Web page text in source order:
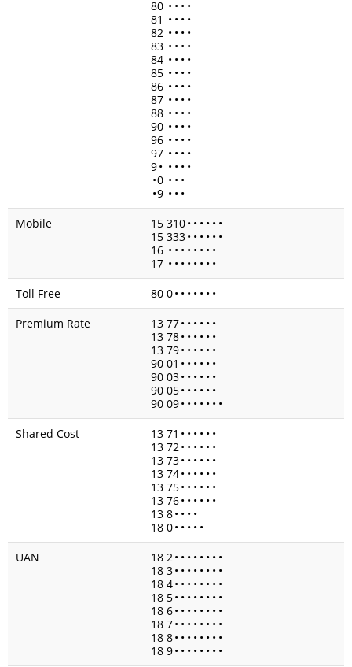
80 • • • •
81 • • • •
82 • • • •
83 • • • •
84 • • • •
85 • • • •
86 • • • •
87 • • • •
88 • • • •
90 • • • •
96 • • • •
97 • • • •
9• • • • •
•0 • • •
•9 • • •
Mobile
15 310• • • • • •
15 333• • • • • •
16 • • • • • • • •
17 • • • • • • • •
Toll Free
80 0• • • • • • •
Premium Rate
13 77• • • • • •
13 78• • • • • •
13 79• • • • • •
90 01 • • • • • •
90 03• • • • • •
90 05• • • • • •
90 09• • • • • • •
Shared Cost
13 71 • • • • • •
13 72• • • • • •
13 73• • • • • •
13 74• • • • • •
13 75• • • • • •
13 76• • • • • •
13 8• • • •
18 0• • • • •
UAN
18 2• • • • • • • •
18 3• • • • • • • •
18 4• • • • • • • •
18 5• • • • • • • •
18 6• • • • • • • •
18 7• • • • • • • •
18 8• • • • • • • •
18 9• • • • • • • •